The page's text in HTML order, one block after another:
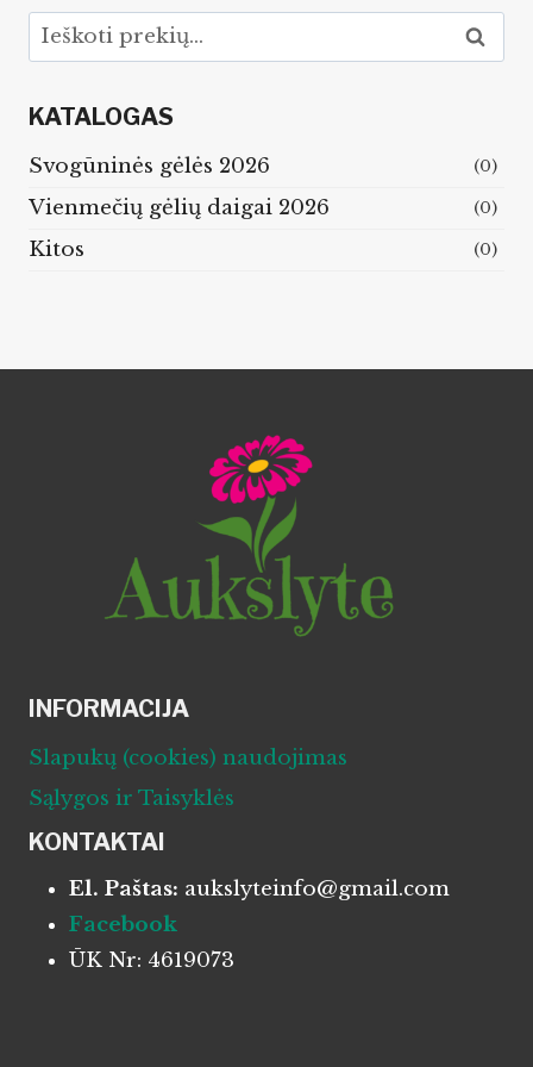
Ieškoti: Ieškoti
KATALOGAS
Svogūninės gėlės 2026 (0)
Vienmečių gėlių daigai 2026 (0)
Kitos (0)
INFORMACIJA
Slapukų (cookies) naudojimas
Sąlygos ir Taisyklės
KONTAKTAI
El. Paštas: aukslyteinfo@gmail.com
Facebook
ŪK Nr: 4619073